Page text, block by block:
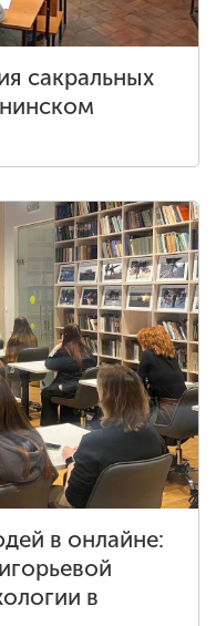
сакральных
в онлайне:
в